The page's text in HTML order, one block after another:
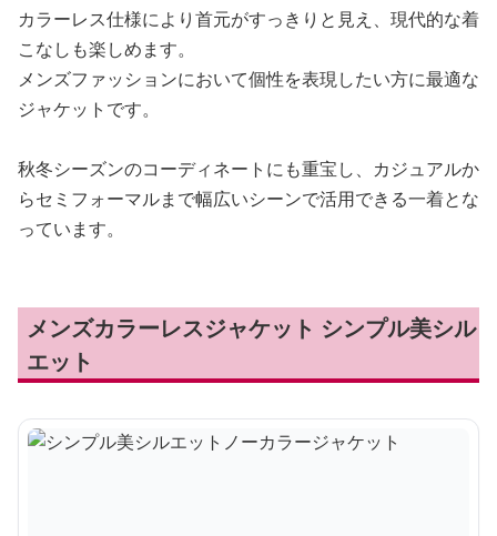
カラーレス仕様により首元がすっきりと見え、現代的な着
こなしも楽しめます。
メンズファッションにおいて個性を表現したい方に最適な
ジャケットです。
秋冬シーズンのコーディネートにも重宝し、カジュアルか
らセミフォーマルまで幅広いシーンで活用できる一着とな
っています。
メンズカラーレスジャケット シンプル美シル
エット